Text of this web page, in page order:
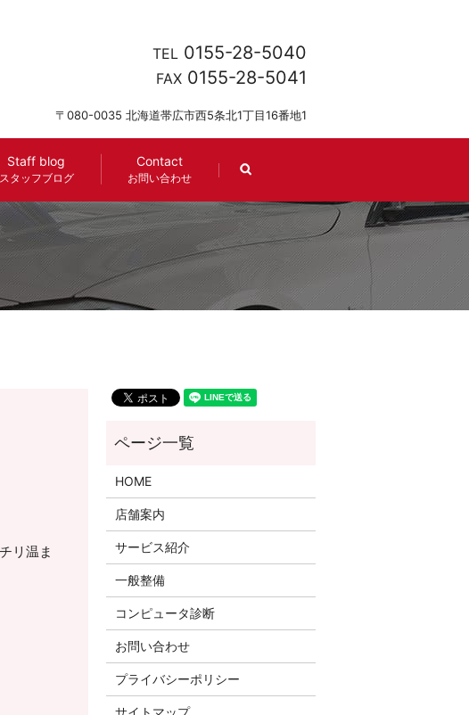
Staff blog
スタッフブログ
Contact
お問い合わせ search
TEL 0155-28-5040
FAX 0155-28-5041
〒080-0035 北海道帯広市西5条北1丁目16番地1
リ温ま
HOME
店舗案内
サービス紹介
一般整備
コンピュータ診断
お問い合わせ
プライバシーポリシー